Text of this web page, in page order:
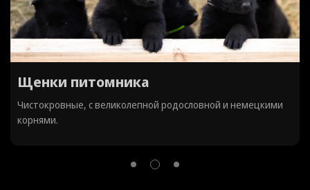
Собака в семью
Каждая из этих собак обладает уникальным характером и
достоинствами.